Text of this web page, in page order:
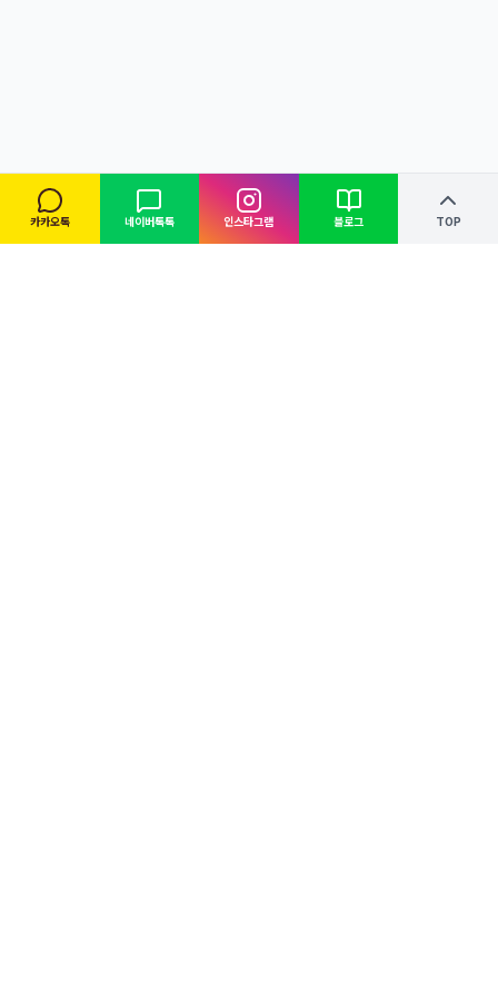
카카오톡 네이버톡톡 인스타그램 블로그 TOP